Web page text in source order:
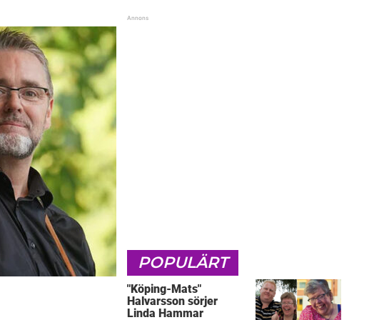
POPULÄRT
"Köping-Mats"
Halvarsson sörjer
Linda Hammar